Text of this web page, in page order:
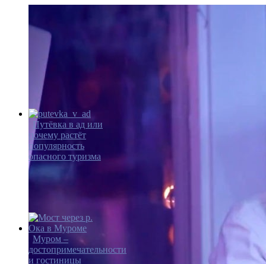
Путёвка в ад или
почему растёт
популярность
опасного туризма
Муром –
достопримечательности
и гостиницы